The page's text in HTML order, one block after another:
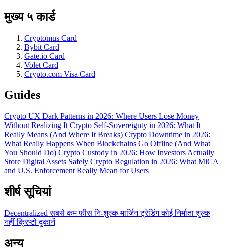
मुख्य ५ कार्ड
Cryptomus Card
Bybit Card
Gate.io Card
Volet Card
Crypto.com Visa Card
Guides
Crypto UX Dark Patterns in 2026: Where Users Lose Money
Without Realizing It Crypto Self-Sovereignty in 2026: What It
Really Means (And Where It Breaks) Crypto Downtime in 2026:
What Really Happens When Blockchains Go Offline (And What
You Should Do) Crypto Custody in 2026: How Investors Actually
Store Digital Assets Safely Crypto Regulation in 2026: What MiCA
and U.S. Enforcement Really Mean for Users
शीर्ष सूचियां
Decentralizedसबसे कम फीसनिःशुल्कमार्जिन ट्रेडिंगकोई निर्माता शुल्क
नहींक्रिप्टो दुकानें
अन्य